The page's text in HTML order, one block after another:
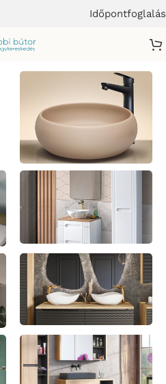
Időpontfoglalás
ültethető mosdó mosdótál